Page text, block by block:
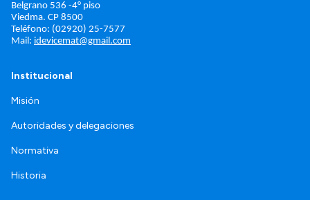
Belgrano 536 -4° piso
Viedma. CP 8500
Teléfono: (02920) 25-7577
Mail: idevicemat@gmail.com
Institucional
Misión
Autoridades y delegaciones
Normativa
Historia